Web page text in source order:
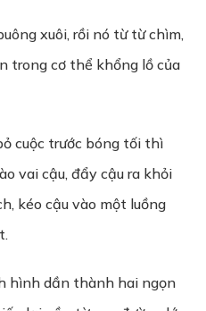
xuôi, rồi nó từ từ chìm,
trong cơ thể khổng lồ của
cuộc trước bóng tối thì
vai cậu, đẩy cậu ra khỏi
kéo cậu vào một luồng
hình dần thành hai ngọn